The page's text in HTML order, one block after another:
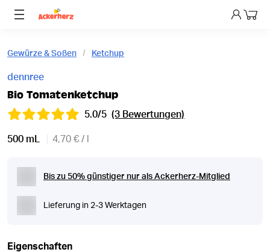
Dein
Gewürze & Soßen Ketchup
dennree
Bio Tomatenketchup
5.0/5 (3 Bewertungen)
500 mL 4,70 € / l
Bis zu 50% günstiger nur als Ackerherz-Mitglied
Lieferung in 2-3 Werktagen
Eigenschaften